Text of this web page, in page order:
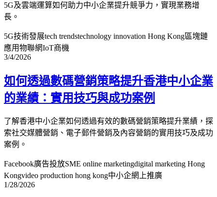
5G及雲端運算如何助力中小企業提升競爭力，實現業務增
長。
5G技術發展tech trendstechnology innovation Hong Kong區塊鏈
應用物聯網IoT商機
3/4/2026
如何透過數碼營銷策略提升香港中小企業
的業績：實用技巧與成功案例
了解香港中小企業如何透過有效的數碼營銷策略提升業績，探
索社交媒體營銷、電子郵件營銷及內容營銷的實用技巧及成功
案例。
Facebook廣告投放SME online marketingdigital marketing Hong
Kongvideo production hong kong中小企網上推廣
1/28/2026